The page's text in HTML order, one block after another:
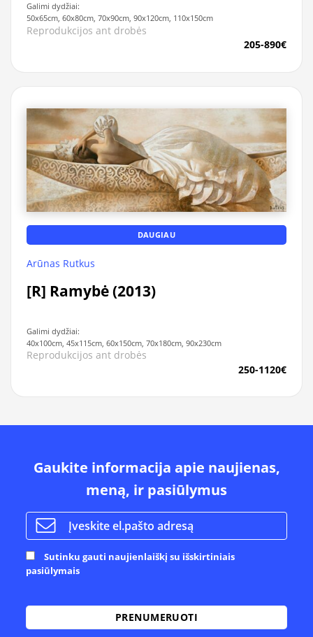
Galimi dydžiai:
50x65cm, 60x80cm, 70x90cm, 90x120cm, 110x150cm
Reprodukcijos ant drobės
205-890€
DAUGIAU
Arūnas Rutkus
[R] Ramybė (2013)
Galimi dydžiai:
40x100cm, 45x115cm, 60x150cm, 70x180cm, 90x230cm
Reprodukcijos ant drobės
250-1120€
Gaukite informacija apie naujienas,
meną, ir pasiūlymus
Sutinku gauti naujienlaiškį su išskirtiniais
pasiūlymais